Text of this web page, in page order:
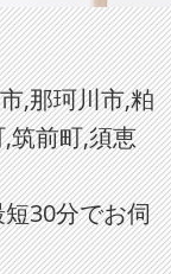
,那珂川市,粕
筑前町,須恵
30分でお伺